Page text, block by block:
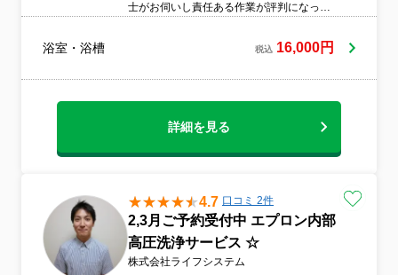
士がお伺いし責任ある作業が評判になって
も安心です?プロ仕様の洗剤で徹底的に洗浄
します??エプロン内の高圧洗浄もオプショ
浴室・浴槽 税込 16,000円
詳細を見る
4.7 口コミ 2件
2,3月ご予約受付中 エプロン内部
高圧洗浄サービス ☆
株式会社ライフシステム